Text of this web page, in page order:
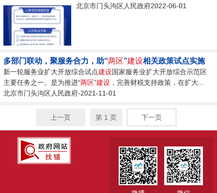
北京市门头沟区人民政府2022-06-01
多部门联动，聚服务合力，助“两区”建设相关政策试点实施
新一轮服务业扩大开放综合试点建设国家服务业扩大开放综合示范区
主要任务之一。是为推进“两区”建设 ，完善财税支持政策，在扩大...
北京市门头沟区人民政府-2021-11-01
上一页 第 1 页 下一页